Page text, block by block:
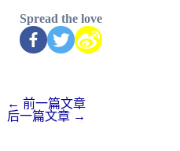
Spread the love
← 前一篇文章
后一篇文章 →